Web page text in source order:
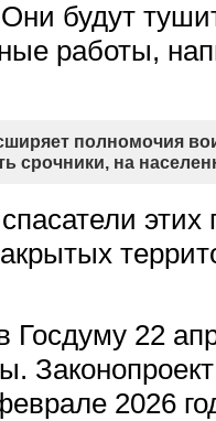
будут
работы,
полномочия
срочники, на
этих
Госдуму 22
2026